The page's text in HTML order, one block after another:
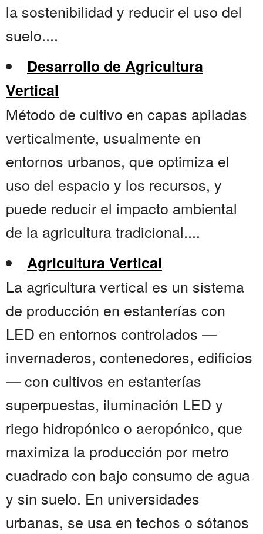
la sostenibilidad y reducir el uso del
suelo....
Desarrollo de Agricultura
Vertical
Método de cultivo en capas apiladas
verticalmente, usualmente en
entornos urbanos, que optimiza el
uso del espacio y los recursos, y
puede reducir el impacto ambiental
de la agricultura tradicional....
Agricultura Vertical
La agricultura vertical es un sistema
de producción en estanterías con
LED en entornos controlados —
invernaderos, contenedores, edificios
— con cultivos en estanterías
superpuestas, iluminación LED y
riego hidropónico o aeropónico, que
maximiza la producción por metro
cuadrado con bajo consumo de agua
y sin suelo. En universidades
urbanas, se usa en techos o sótanos